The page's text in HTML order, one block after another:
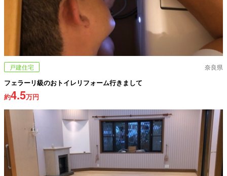
戸建住宅 奈良県
フェラーリ級のおトイレリフォーム行きまして
約4.5万円